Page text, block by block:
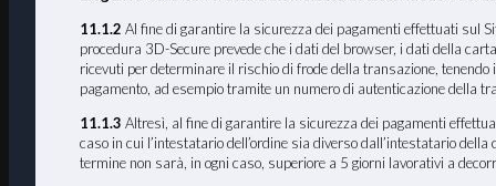
11.1.2Al fine di garantire la sicurezza dei pagamenti effettuati sul
procedura 3D-Secure prevede che i dati del browser, i dati della
ricevuti per determinare il rischio di frode della transazione,
pagamento, ad esempio tramite un numero di autenticazione della
11.1.3 Altresì, al fine di garantire la sicurezza dei pagamenti
caso in cui l’intestatario dell’ordine sia diverso dall’intestatario
termine non sarà, in ogni caso, superiore a 5 giorni lavorativi a